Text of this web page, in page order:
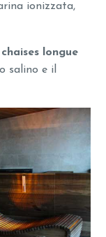
ionizzata,
longue
salino e il